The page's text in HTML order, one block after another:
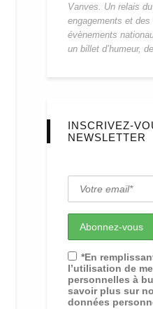
Vanves. Un relais
engagements et
évènements
un billet d’humeur,
INSCRIVEZ-
NEWSLETTER
*En
l’utilisation de
personnelles à
savoir plus sur
données